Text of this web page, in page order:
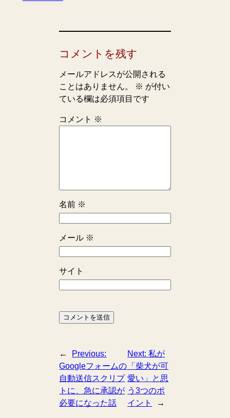
コメントを残す
メールアドレスが公開される
ことはありません。
※ が付い
ている欄は必須項目です
コメント ※
名前 ※
メール ※
サイト
←
Previous:
Googleフォームの
自動送信スクリプ
トに、急に承認が
必要になった話
Next:私が
「柴犬が可
愛い」と思
う3つのポ
イント
→